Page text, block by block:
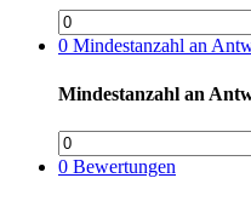
0 Mindestanzahl an
Mindestanzahl an
0 Bewertungen